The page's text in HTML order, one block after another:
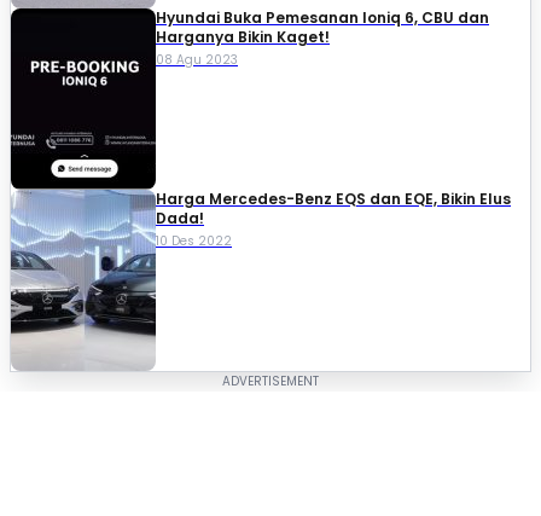
Hyundai Buka Pemesanan Ioniq 6, CBU dan
Harganya Bikin Kaget!
08 Agu 2023
Harga Mercedes-Benz EQS dan EQE, Bikin Elus
Dada!
10 Des 2022